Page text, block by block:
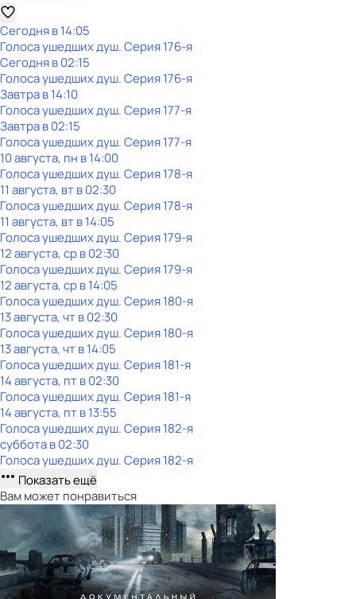
Сегодня в 14:05
Голocа ушедших душ. Серия 176-я
Сегодня в 02:15
Голocа ушедших душ. Серия 176-я
Завтра в 14:10
Голocа ушедших душ. Серия 177-я
Завтра в 02:15
Голocа ушедших душ. Серия 177-я
10 августа, пн в 14:00
Голocа ушедших душ. Серия 178-я
11 августа, вт в 02:30
Голocа ушедших душ. Серия 178-я
11 августа, вт в 14:05
Голocа ушедших душ. Серия 179-я
12 августа, ср в 02:30
Голocа ушедших душ. Серия 179-я
12 августа, ср в 14:05
Голocа ушедших душ. Серия 180-я
13 августа, чт в 02:30
Голocа ушедших душ. Серия 180-я
13 августа, чт в 14:05
Голocа ушедших душ. Серия 181-я
14 августа, пт в 02:30
Голocа ушедших душ. Серия 181-я
14 августа, пт в 13:55
Голocа ушедших душ. Серия 182-я
субботав02:30
Голocа ушедших душ. Серия 182-я
Показать ещё
Вам может понравиться